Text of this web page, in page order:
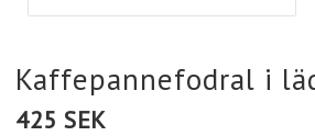
Kaffepannefodral i
425 SEK